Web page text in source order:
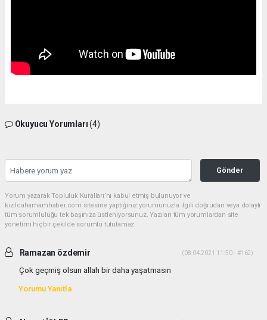
Okuyucu Yorumları(4)
Gönder
Yorum yazarak Topluluk Kuralları’nı kabul etmiş bulunuyor ve
kizilcahamamhaber.com sitesine yaptığınız yorumunuzla ilgili doğrudan veya dolaylı
tüm sorumluluğu tek başınıza üstleniyorsunuz. Yazılan tüm yorumlardan site
yönetimi hiçbir şekilde sorumlu tutulamaz.
Ramazan özdemir (08.04.2021 11:50 - #162)
Çok geçmiş olsun allah bir daha yaşatmasın
Yorumu Yanıtla